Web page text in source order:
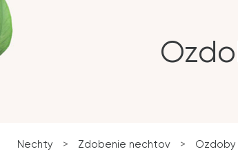
Nechty > Zdobenie nechtov > Ozdoby